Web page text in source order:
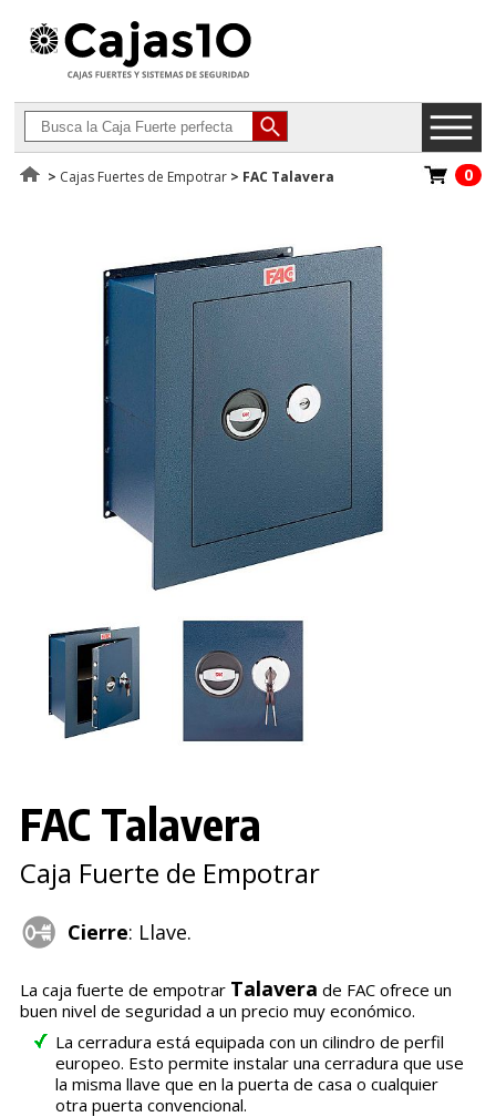
> Cajas Fuertes de Empotrar > FAC Talavera 0
FAC Talavera
Caja Fuerte de Empotrar
Cierre: Llave.
La caja fuerte de empotrar Talavera de FAC ofrece un
buen nivel de seguridad a un precio muy económico.
La cerradura está equipada con un cilindro de perfil
europeo. Esto permite instalar una cerradura que use
la misma llave que en la puerta de casa o cualquier
otra puerta convencional.